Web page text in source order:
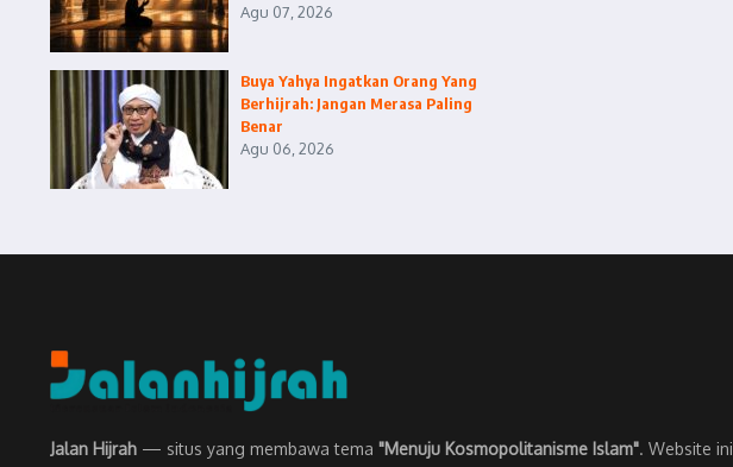
Agu 07, 2026
Buya Yahya Ingatkan Orang Yang
Berhijrah: Jangan Merasa Paling
Benar
Agu 06, 2026
Jalan Hijrah — situs yang membawa tema "Menuju Kosmopolitanisme Islam". Website ini